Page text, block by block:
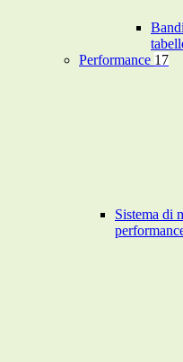
Performance 17
Sistema di